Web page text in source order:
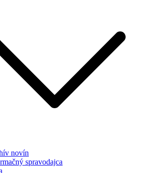
novín
spravodajca